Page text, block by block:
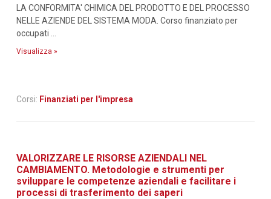
LA CONFORMITA' CHIMICA DEL PRODOTTO E DEL PROCESSO
NELLE AZIENDE DEL SISTEMA MODA. Corso finanziato per
occupati ...
Visualizza »
Corsi: Finanziati per l'impresa
VALORIZZARE LE RISORSE AZIENDALI NEL
CAMBIAMENTO. Metodologie e strumenti per
sviluppare le competenze aziendali e facilitare i
processi di trasferimento dei saperi